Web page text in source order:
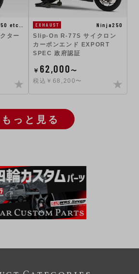
etc…
ター
EXHAUST
Ninja250
Slip-On R-77S サイクロン
カーボンエンド EXPORT
SPEC 政府認証
￥ 62,000〜
税込￥68,200〜
もっと見る